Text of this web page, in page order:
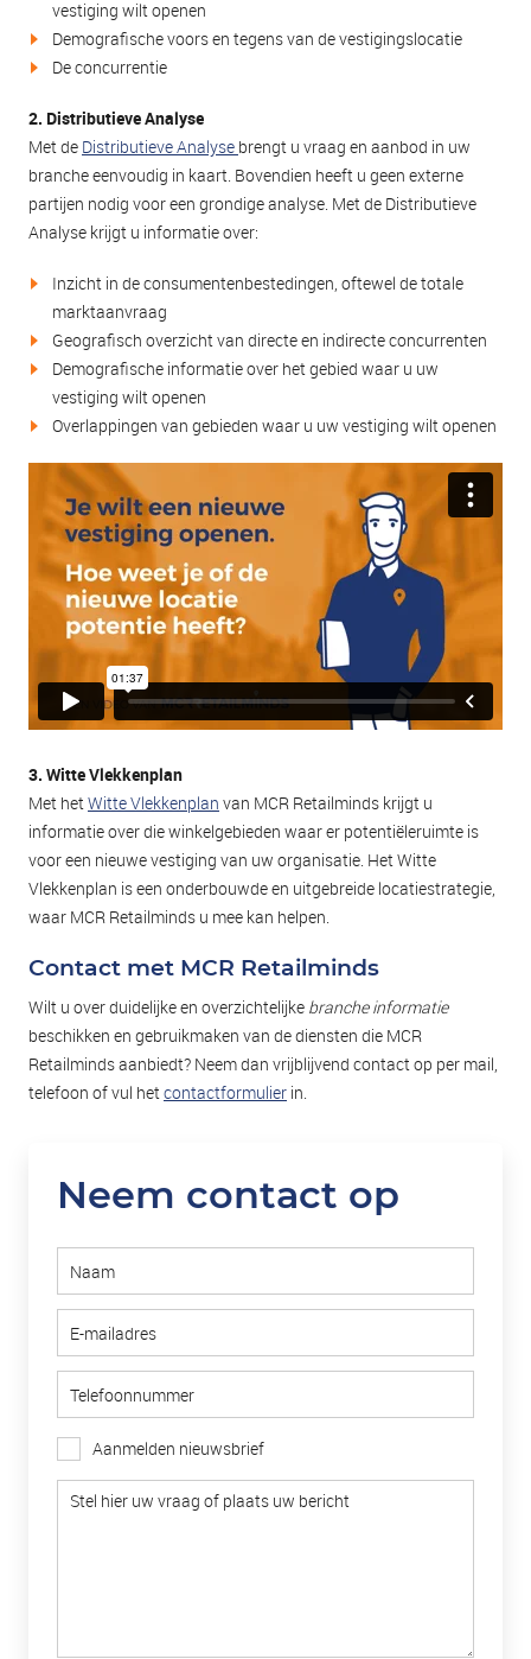
vestiging wilt openen
Demografische voors en tegens van de vestigingslocatie
De concurrentie
2. Distributieve Analyse
Met de Distributieve Analyse brengt u vraag en aanbod in uw
branche eenvoudig in kaart. Bovendien heeft u geen externe
partijen nodig voor een grondige analyse. Met de Distributieve
Analyse krijgt u informatie over:
Inzicht in de consumentenbestedingen, oftewel de totale
marktaanvraag
Geografisch overzicht van directe en indirecte concurrenten
Demografische informatie over het gebied waar u uw
vestiging wilt openen
Overlappingen van gebieden waar u uw vestiging wilt openen
3. Witte Vlekkenplan
Met hetWitte Vlekkenplan van MCR Retailminds krijgt u
informatie over die winkelgebieden waar er potentiëleruimte is
voor een nieuwe vestiging van uw organisatie. Het Witte
Vlekkenplan is een onderbouwde en uitgebreide locatiestrategie,
waar MCR Retailminds u mee kan helpen.
Contact met MCR Retailminds
Wilt u over duidelijke en overzichtelijke branche informatie
beschikken en gebruikmaken van de diensten die MCR
Retailminds aanbiedt? Neem dan vrijblijvend contact op per mail,
telefoon of vul hetcontactformulier in.
Neem contact op
Aanmelden nieuwsbrief